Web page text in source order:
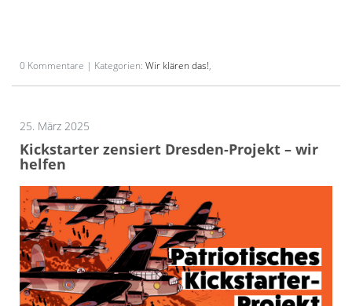
0 Kommentare | Kategorien: Wir klären das!,
25. März 2025
Kickstarter zensiert Dresden-Projekt – wir
helfen